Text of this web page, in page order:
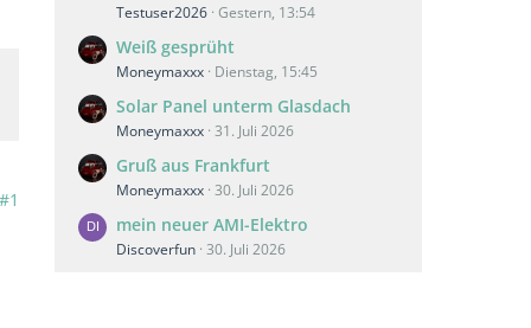
#1
Testuser2026 Gestern, 13:54
Weiß gesprüht
Moneymaxxx Dienstag, 15:45
Solar Panel unterm Glasdach
Moneymaxxx 31. Juli 2026
Gruß aus Frankfurt
Moneymaxxx 30. Juli 2026
mein neuer AMI-Elektro
Discoverfun 30. Juli 2026